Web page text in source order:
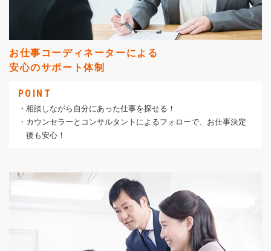
お仕事コーディネーターによる
安心のサポート体制
POINT
・相談しながら自分にあった仕事を探せる！
・カウンセラーとコンサルタントによるフォローで、お仕事決定
後も安心！